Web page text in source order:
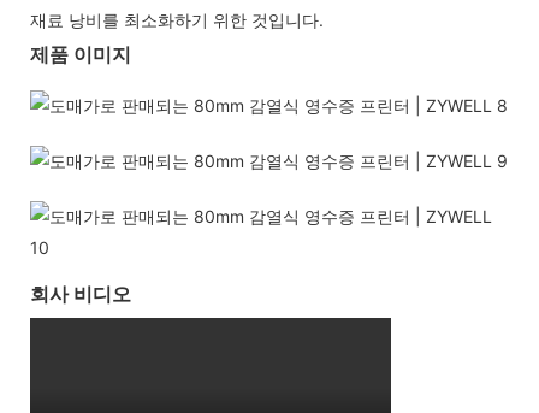
재료 낭비를 최소화하기 위한 것입니다.
제품 이미지
회사 비디오